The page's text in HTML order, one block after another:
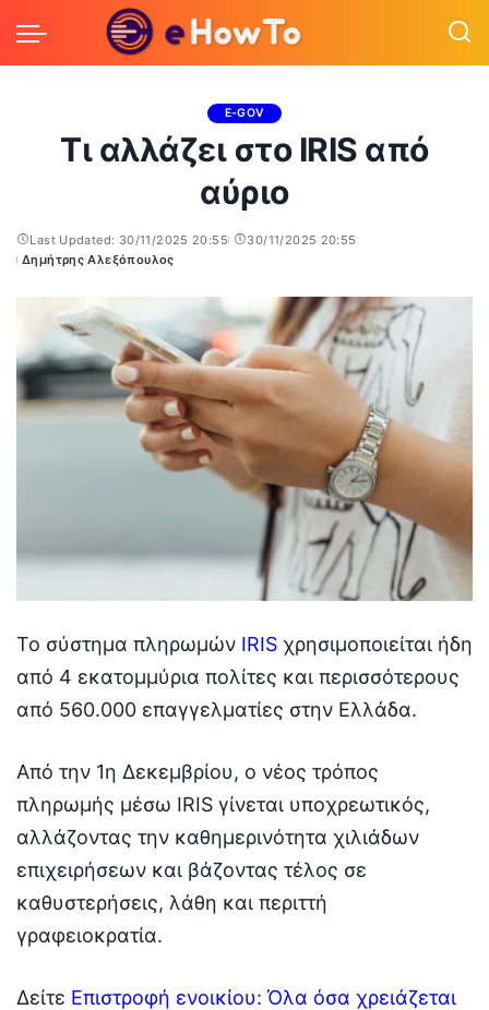
E-GOV
Τι αλλάζει στο IRIS από
αύριο
Last Updated: 30/11/2025 20:55
30/11/2025 20:55
Posted
Δημήτρης Αλεξόπουλος
Το σύστημα πληρωμών IRIS χρησιμοποιείται ήδη
από 4 εκατομμύρια πολίτες και περισσότερους
από 560.000 επαγγελματίες στην Ελλάδα.
Από την 1η Δεκεμβρίου, ο νέος τρόπος
πληρωμής μέσω IRIS γίνεται υποχρεωτικός,
αλλάζοντας την καθημερινότητα χιλιάδων
επιχειρήσεων και βάζοντας τέλος σε
καθυστερήσεις, λάθη και περιττή
γραφειοκρατία.
Δείτε Eπιστροφή ενοικίου: Όλα όσα χρειάζεται